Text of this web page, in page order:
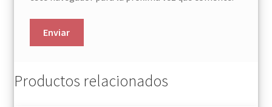
Productos relacionados